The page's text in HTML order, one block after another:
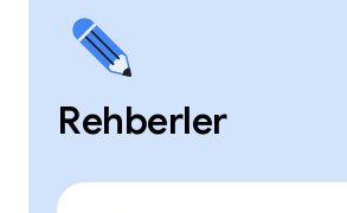
Rehberler